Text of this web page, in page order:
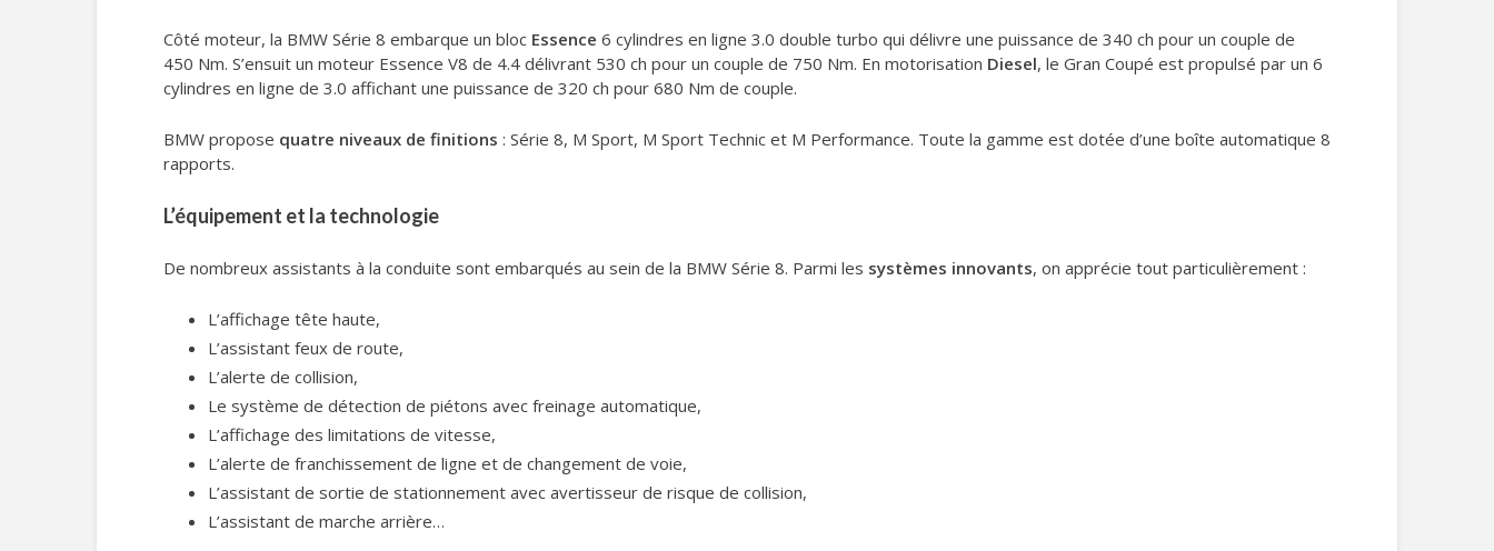
Côté moteur, la BMW Série 8 embarque un bloc Essence 6 cylindres en ligne 3.0 double turbo qui délivre une puissance de 340 ch pour un couple de
450 Nm. S’ensuit un moteur Essence V8 de 4.4 délivrant 530 ch pour un couple de 750 Nm. En motorisation Diesel, le Gran Coupé est propulsé par un 6
cylindres en ligne de 3.0 affichant une puissance de 320 ch pour 680 Nm de couple.
BMW propose quatre niveaux de finitions : Série 8, M Sport, M Sport Technic et M Performance. Toute la gamme est dotée d’une boîte automatique 8
rapports.
L’équipement et la technologie
De nombreux assistants à la conduite sont embarqués au sein de la BMW Série 8. Parmi les systèmes innovants, on apprécie tout particulièrement :
L’affichage tête haute,
L’assistant feux de route,
L’alerte de collision,
Le système de détection de piétons avec freinage automatique,
L’affichage des limitations de vitesse,
L’alerte de franchissement de ligne et de changement de voie,
L’assistant de sortie de stationnement avec avertisseur de risque de collision,
L’assistant de marche arrière…